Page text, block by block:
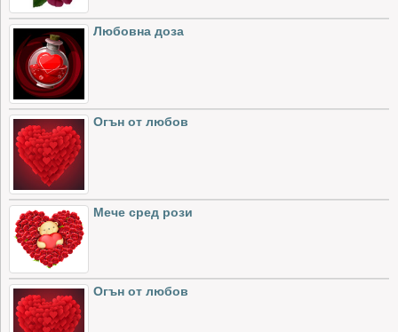
Любовна доза
Огън от любов
Мече сред рози
Огън от любов